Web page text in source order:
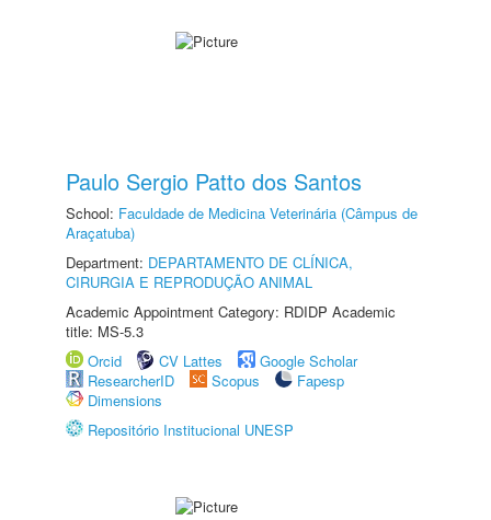
Paulo Sergio Patto dos Santos
School: Faculdade de Medicina Veterinária (Câmpus de
Araçatuba)
Department: DEPARTAMENTO DE CLÍNICA,
CIRURGIA E REPRODUÇÃO ANIMAL
Academic Appointment Category: RDIDP Academic
title: MS-5.3
Orcid
CV Lattes
Google Scholar
ResearcherID
Scopus
Fapesp
Dimensions
Repositório Institucional UNESP